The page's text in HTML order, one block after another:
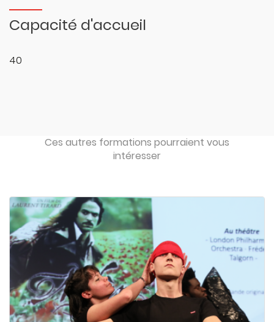
Capacité d'accueil
40
Ces autres formations pourraient vous
intéresser